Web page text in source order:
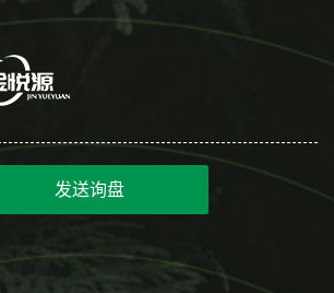
发送询盘